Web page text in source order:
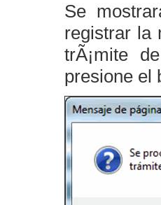
Se
registrar la
trÃ¡mite
presione el